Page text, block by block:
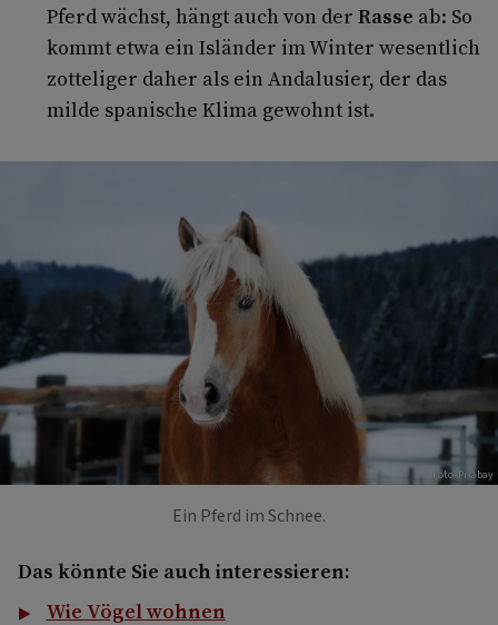
Pferd wächst, hängt auch von der Rasse ab: So
kommt etwa ein Isländer im Winter wesentlich
zotteliger daher als ein Andalusier, der das
milde spanische Klima gewohnt ist.
Foto: Pixabay
Ein Pferd im Schnee.
Das könnte Sie auch interessieren:
Wie Vögel wohnen